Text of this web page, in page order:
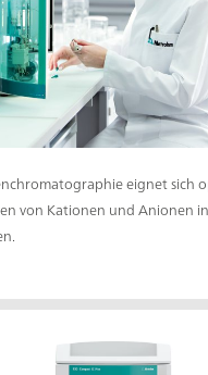
eignet sich
von Kationen und Anionen